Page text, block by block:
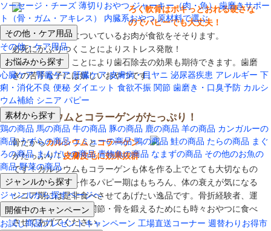
ソーセージ・チーズ 薄切りおやつ ジャーキー（肉・魚） 歯磨きサポー
ト（骨・ガム・アキレス）
内臓系おやつ 原材料で選ぶ
その他・ケア用品
その他・ケア用品
お悩みから探す
心臓ケア 腎臓ケア 肝臓ケア 皮膚病・目ヤニ 泌尿器疾患 アレルギー 下
痢・消化不良 便秘 ダイエット 食欲不振 関節 歯磨き・口臭予防 カルシ
ウム補給 シニア パピー
素材から探す
鶏の商品 馬の商品 牛の商品 豚の商品 鹿の商品 羊の商品 カンガルーの
商品 うずらの商品 エミューの商品 鴨の商品 鮭の商品 たらの商品 まぐ
ろの商品 まんだいの商品 青物魚の商品 なまずの商品 その他のお魚の
商品 野菜の商品
ジャンルから探す
ジャンルから探すページへ
開催中のキャンペーン
お試し商品プレゼントキャンペーン 工場直送コーナー 週替わりお得市
ろく軟骨はポキっとおれる硬さな
のでパピーでも大丈夫！
そして骨の周りについているお肉が食欲をそそります。
必死にかぶりつくことによりストレス発散！
そして噛み付くことにより歯石除去の効果も期待できます。歯磨
きの苦手な子には嬉しいおやつです。
カルシウムとコラーゲンがたっぷり！
骨だからカルシウムとコラーゲン
がたっぷり！皮膚皮毛に効果抜群
です！カルシウムもコラーゲンも体を作る上でとても大切なもの
です。骨や骨格を作るパピー期はもちろん、体の衰えが気になる
シニア期には是非食べさせてあげたい逸品です。骨折経験者、運
動量の多い子は膝や関節・骨を鍛えるためにも時々おやつに食べ
させてあげてください。